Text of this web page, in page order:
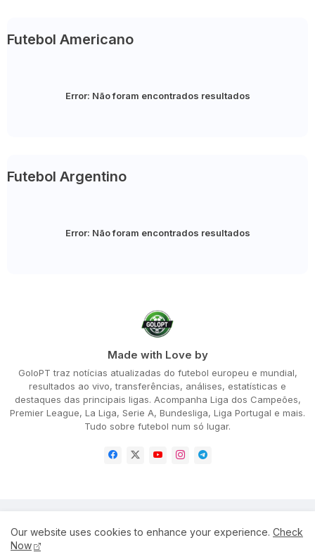
Futebol Americano
Error: Não foram encontrados resultados
Futebol Argentino
Error: Não foram encontrados resultados
Made with Love by
GoloPT traz notícias atualizadas do futebol europeu e mundial,
resultados ao vivo, transferências, análises, estatísticas e
destaques das principais ligas. Acompanha Liga dos Campeões,
Premier League, La Liga, Serie A, Bundesliga, Liga Portugal e mais.
Tudo sobre futebol num só lugar.
Terms and Conditions
Our website uses cookies to enhance your experience. Check
Now